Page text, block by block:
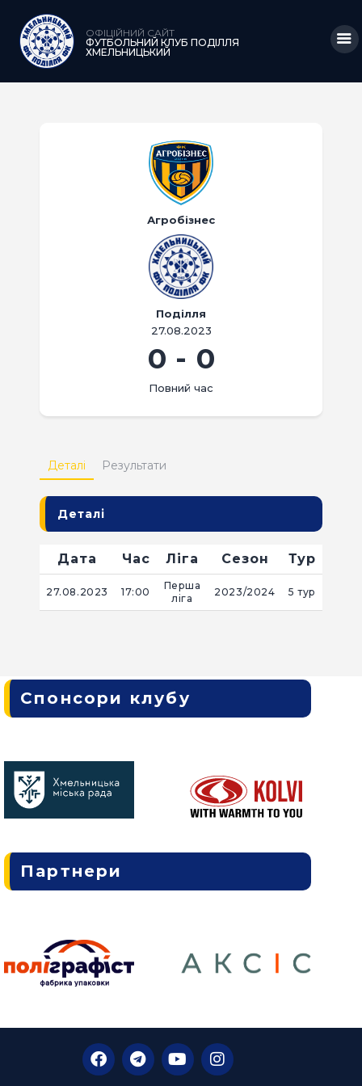
ОФІЦІЙНИЙ САЙТ
ФУТБОЛЬНИЙ КЛУБ ПОДІЛЛЯ
ХМЕЛЬНИЦЬКИЙ
КОМАНДА
АКАДЕМІЯ
КРАМНИЦЯ
Агробізнес
Поділля
27.08.2023
0 - 0
Повний час
Деталі Результати
Деталі
Дата Час Ліга Сезон Тур
27.08.2023 17:00
Перша
ліга
2023/2024 5 тур
Спонсори клубу
Партнери